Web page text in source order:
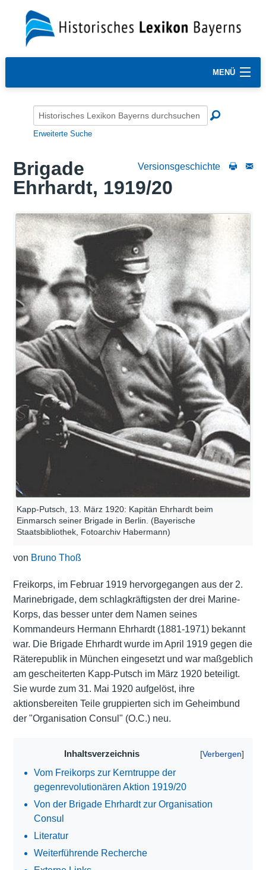
MENÜ
Erweiterte Suche
Versionsgeschichte
Brigade
Ehrhardt, 1919/20
Kapp-Putsch, 13. März 1920: Kapitän Ehrhardt beim
Einmarsch seiner Brigade in Berlin. (Bayerische
Staatsbibliothek, Fotoarchiv Habermann)
von Bruno Thoß
Freikorps, im Februar 1919 hervorgegangen aus der 2.
Marinebrigade, dem schlagkräftigsten der drei Marine-
Korps, das besser unter dem Namen seines
Kommandeurs Hermann Ehrhardt (1881-1971) bekannt
war. Die Brigade Ehrhardt wurde im April 1919 gegen die
Räterepublik in München eingesetzt und war maßgeblich
am gescheiterten Kapp-Putsch im März 1920 beteiligt.
Sie wurde zum 31. Mai 1920 aufgelöst, ihre
aktionsbereiten Teile gruppierten sich im Geheimbund
der "Organisation Consul" (O.C.) neu.
Inhaltsverzeichnis
Vom Freikorps zur Kerntruppe der
gegenrevolutionären Aktion 1919/20
Von der Brigade Ehrhardt zur Organisation
Consul
Literatur
Weiterführende Recherche